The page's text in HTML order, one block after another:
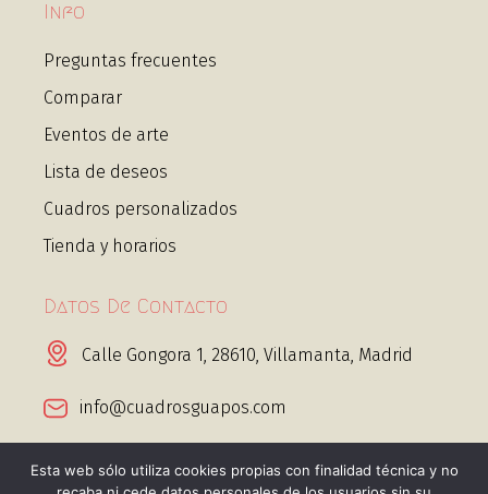
Info
Preguntas frecuentes
Comparar
Eventos de arte
Lista de deseos
Cuadros personalizados
Tienda y horarios
Datos De Contacto
Calle Gongora 1, 28610, Villamanta, Madrid
info@cuadrosguapos.com
+34 656 443 995 Whatsapp
Esta web sólo utiliza cookies propias con finalidad técnica y no